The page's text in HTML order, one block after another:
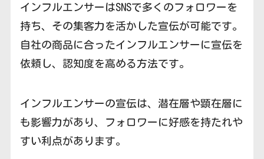
インフルエンサーはSNSで多くのフォロワーを
持ち、その集客力を活かした宣伝が可能です。
自社の商品に合ったインフルエンサーに宣伝を
依頼し、認知度を高める方法です。
インフルエンサーの宣伝は、潜在層や顕在層に
も影響力があり、フォロワーに好感を持たれや
すい利点があります。